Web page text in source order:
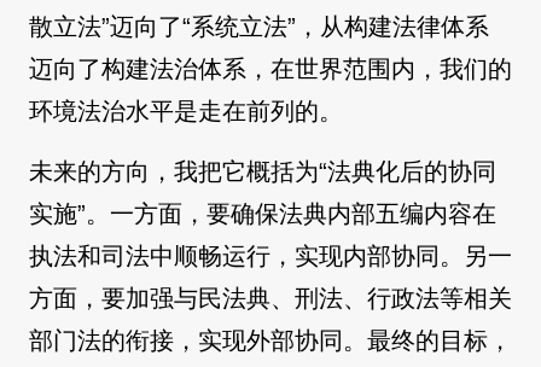
散立法”迈向了“系统立法”，从构建法律体系
迈向了构建法治体系，在世界范围内，我们的
环境法治水平是走在前列的。
未来的方向，我把它概括为“法典化后的协同
实施”。一方面，要确保法典内部五编内容在
执法和司法中顺畅运行，实现内部协同。另一
方面，要加强与民法典、刑法、行政法等相关
部门法的衔接，实现外部协同。最终的目标，